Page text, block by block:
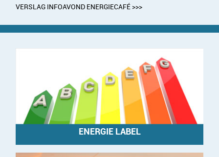
VERSLAG INFOAVOND ENERGIECAFÉ >>>
ENERGIE LABEL